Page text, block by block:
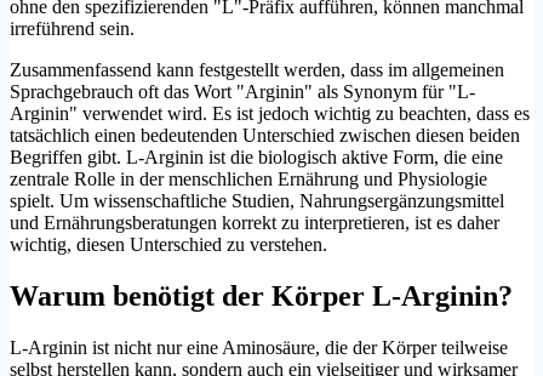
ohne den spezifizierenden "L"-Präfix aufführen, können manchmal
irreführend sein.
Zusammenfassend kann festgestellt werden, dass im allgemeinen
Sprachgebrauch oft das Wort "Arginin" als Synonym für "L-
Arginin" verwendet wird. Es ist jedoch wichtig zu beachten, dass es
tatsächlich einen bedeutenden Unterschied zwischen diesen beiden
Begriffen gibt. L-Arginin ist die biologisch aktive Form, die eine
zentrale Rolle in der menschlichen Ernährung und Physiologie
spielt. Um wissenschaftliche Studien, Nahrungsergänzungsmittel
und Ernährungsberatungen korrekt zu interpretieren, ist es daher
wichtig, diesen Unterschied zu verstehen.
Warum benötigt der Körper L-Arginin?
L-Arginin ist nicht nur eine Aminosäure, die der Körper teilweise
selbst herstellen kann, sondern auch ein vielseitiger und wirksamer